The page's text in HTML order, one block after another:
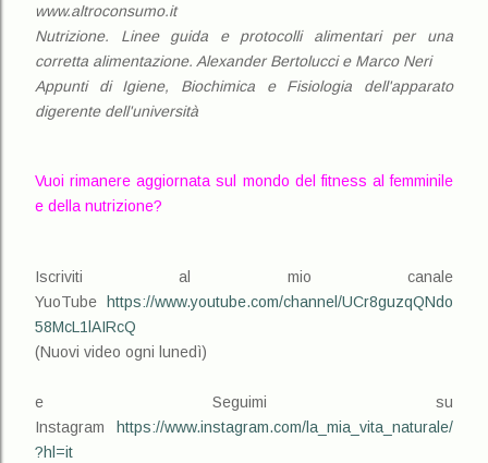
www.altroconsumo.it
Nutrizione. Linee guida e protocolli alimentari per una
corretta alimentazione. Alexander Bertolucci e Marco Neri
Appunti di Igiene, Biochimica e Fisiologia dell'apparato
digerente dell'università
Vuoi rimanere aggiornata sul mondo del fitness al femminile
e della nutrizione?
Iscriviti al mio canale
YuoTube
https://www.youtube.com/channel/UCr8guzqQNdo
58McL1lAIRcQ
(Nuovi video ogni lunedì)
e Seguimi su
Instagram
https://www.instagram.com/la_mia_vita_naturale/
?hl=it